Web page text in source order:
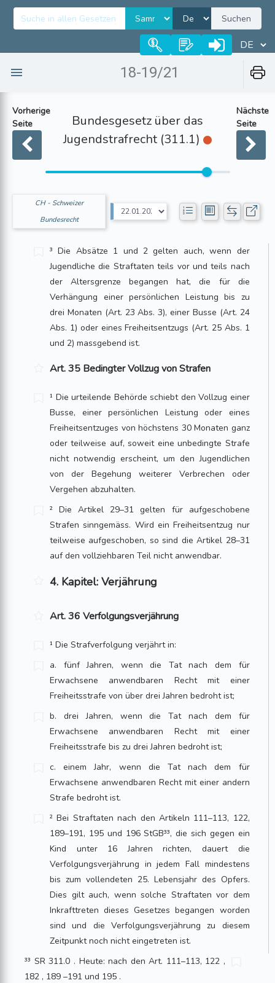
Suchen
18-19/21
Vorherige
Seite
Bundesgesetz über das
Jugendstrafrecht (311.1)
Nächste
Seite
CH - Schweizer
Bundesrecht
³ Die Absätze 1 und 2 gelten auch, wenn der
Jugendliche die Straftaten teils vor und teils nach
der Altersgrenze begangen hat, die für die
Verhängung einer persönlichen Leistung bis zu
drei Monaten (Art. 23 Abs. 3), einer Busse (Art. 24
Abs. 1) oder eines Freiheitsentzugs (Art. 25 Abs. 1
und 2) massgebend ist.
Art. 35 Bedingter Vollzug von Strafen
¹ Die urteilende Behörde schiebt den Vollzug einer
Busse, einer persönlichen Leis­tung oder eines
Freiheitsentzuges von höchstens 30 Monaten ganz
oder teilweise auf, soweit eine unbedingte Strafe
nicht notwendig erscheint, um den Jugendlichen
von der Begehung weiterer Verbrechen oder
Vergehen abzuhalten.
² Die Artikel 29–31 gelten für aufgeschobene
Strafen sinngemäss. Wird ein Freiheitsentzug nur
teilweise aufgeschoben, so sind die Artikel 28–31
auf den vollziehbaren Teil nicht anwendbar.
4. Kapitel: Verjährung
Art. 36 Verfolgungsverjährung
¹ Die Strafverfolgung verjährt in:
a. fünf Jahren, wenn die Tat nach dem für
Erwachsene anwendbaren Recht mit einer
Freiheitsstrafe von über drei Jahren bedroht ist;
b. drei Jahren, wenn die Tat nach dem für
Erwachsene anwendbaren Recht mit einer
Freiheitsstrafe bis zu drei Jahren bedroht ist;
c. einem Jahr, wenn die Tat nach dem für
Erwachsene anwendbaren Recht mit einer andern
Strafe bedroht ist.
² Bei Straftaten nach den Artikeln 111–113, 122,
189–191, 195 und 196 StGB³³, die sich gegen ein
Kind unter 16 Jahren richten, dauert die
Verfolgungsverjährung in jedem Fall mindestens
bis zum vollendeten 25. Lebensjahr des Opfers.
Dies gilt auch, wenn solche Straftaten vor dem
Inkrafttreten dieses Gesetzes begangen worden
sind und die Verfolgungsverjährung zu diesem
Zeitpunkt noch nicht eingetreten ist.
³³ SR 311.0 . Heute: nach den Art. 111–113, 122 ,
182 , 189 –191 und 195 .